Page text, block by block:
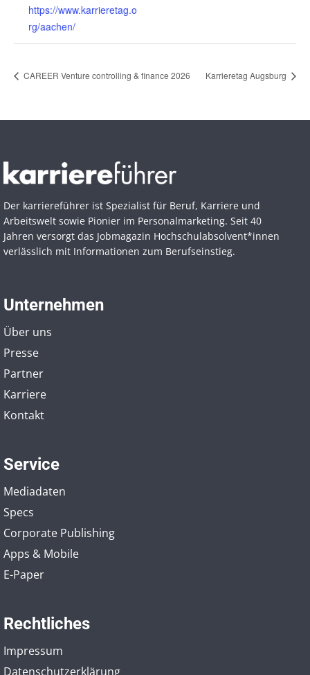
https://www.karrieretag.o
rg/aachen/
CAREER Venture controlling & finance 2026 Karrieretag Augsburg
Der karriereführer ist Spezialist für Beruf, Karriere und
Arbeitswelt sowie Pionier im Personal­marketing. Seit 40
Jahren versorgt das Jobmagazin Hochschul­absolvent*innen
verlässlich mit Informationen zum Berufseinstieg.
Unternehmen
Über uns
Presse
Partner
Karriere
Kontakt
Service
Mediadaten
Specs
Corporate Publishing
Apps & Mobile
E-Paper
Rechtliches
Impressum
Datenschutzerklärung